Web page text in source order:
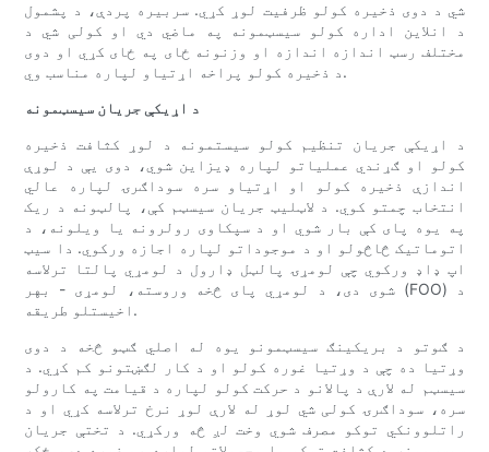
شي د دوی ذخیره کولو ظرفیت لوړ کړي. سربیره پردې، د پشمول
د انلاین اداره کولو سیسټمونه په ماضي دي او کولی شي د
مختلف رسټ اندازه اندازه او وزنونه ځای په ځای کړي او دوی
د ذخیره کولو پراخه اړتیاو لپاره مناسب وي.
د اړیکې جریان سیسټمونه
د اړیکې جریان تنظیم کولو سیستمونه د لوړ کثافت ذخیره
کولو او ګړندي عملیاتو لپاره ډیزاین شوي، دوی یې د لوړې
اندازې ذخیره کولو او اړتیاو سره سوداګرۍ لپاره عالي
انتخاب چمتو کوي. د لاټلیټ جریان سیسټم کې، پالټونه د ریک
په یوه پای کې بار شوي او د سپکاوی رولرونه یا ویلونه، د
اتوماتیک څاڅولو او د موجوداتو لپاره اجازه ورکوي. دا سیټ
اپ ډاډ ورکوي چې لومړۍ پالټل ډارول د لومړي پالتا ترلاسه
شوی دی، د لومړي پای څخه وروسته، لومړی - بهر (FOO) د
اخیستلو طریقه.
د ګوتو د بریکینګ سیسټمونو یوه له اصلي ګټو څخه د دوی
وړتیا ده چې د وړتیا غوره کولو او د کار لګښتونو کم کړي. د
سیسټم له لارې د پالانو د حرکت کولو لپاره د قیامت په کارولو
سره، سوداګرۍ کولی شي لوړ له لارې لوړ نرخ ترلاسه کړي او د
راتلوونکي توکو مصرف شوي وخت لږ څه ورکړي. د تختې جریان